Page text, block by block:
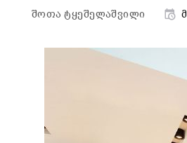
შოთა ტყეშელაშვილი